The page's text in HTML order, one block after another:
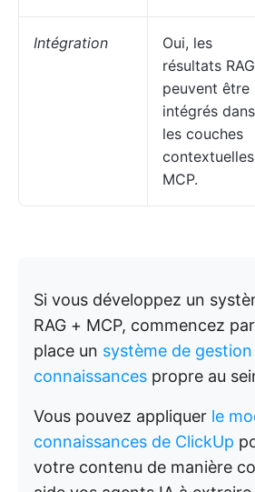
Intégration
Oui, les
résultats RAG
peuvent être
intégrés dans
les couches
contextuelles
MCP.
Si vous développez un
RAG + MCP, commencez
place un système de
connaissances propre au
Vous pouvez appliquer le
connaissances de ClickUp
votre contenu de manière